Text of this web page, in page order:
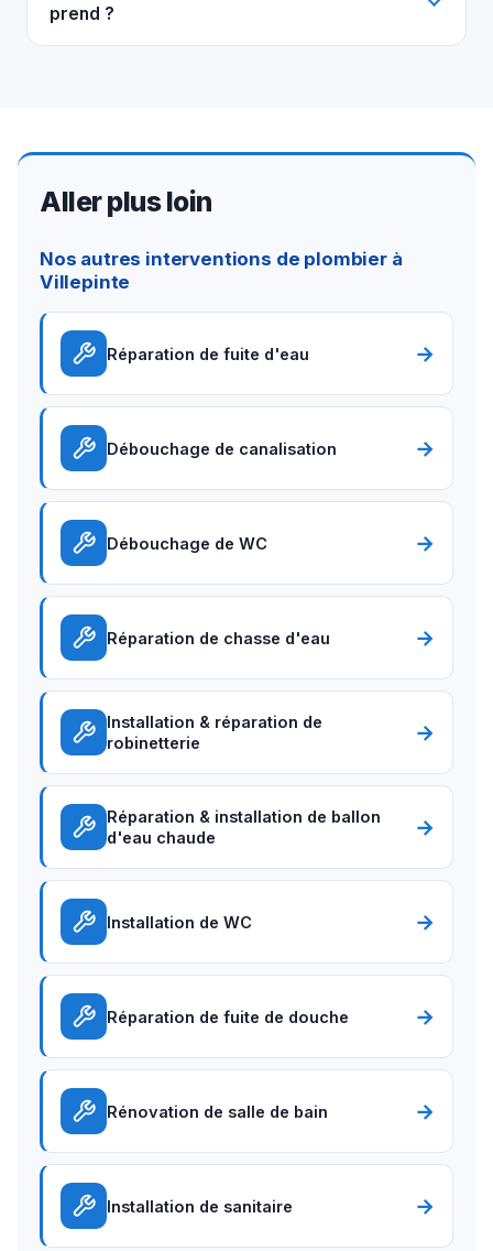
prend ?
Aller plus loin
Nos autres interventions de plombier à
Villepinte
Réparation de fuite d'eau →
Débouchage de canalisation →
Débouchage de WC →
Réparation de chasse d'eau →
Installation & réparation de
robinetterie
→
Réparation & installation de ballon
d'eau chaude
→
Installation de WC →
Réparation de fuite de douche →
Rénovation de salle de bain →
Installation de sanitaire →